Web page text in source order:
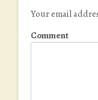
Your email
Comment